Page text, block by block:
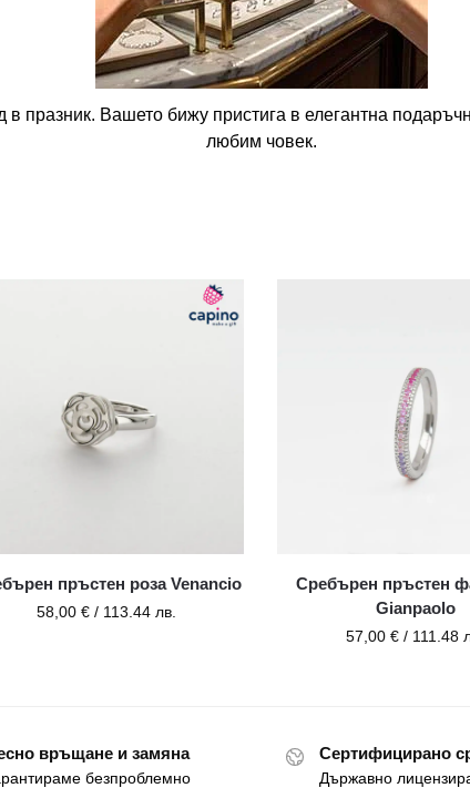
в празник. Вашето бижу пристига в елегантна
любим човек.
пръстен роза Venancio
58,00 € / 113.44 лв.
Сребърен пръстен
Gianpaolo
57,00€ / 111.48
връщане и замяна
безпроблемно
Сертифицирано
Държавно